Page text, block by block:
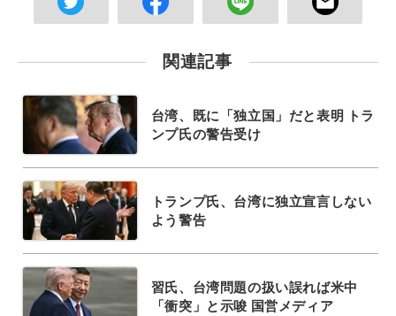
関連記事
台湾、既に「独立国」だと表明 トラ
ンプ氏の警告受け
トランプ氏、台湾に独立宣言しない
よう警告
習氏、台湾問題の扱い誤れば米中
「衝突」と示唆 国営メディア